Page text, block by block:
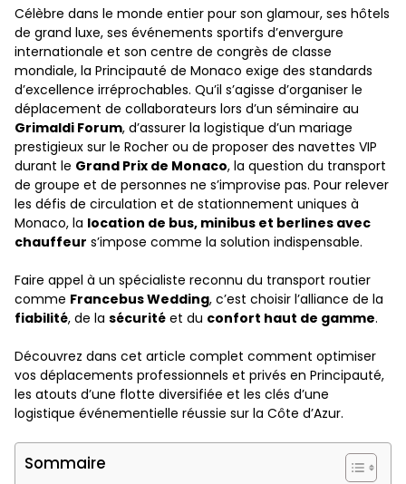
Célèbre dans le monde entier pour son glamour, ses hôtels
de grand luxe, ses événements sportifs d’envergure
internationale et son centre de congrès de classe
mondiale, la Principauté de Monaco exige des standards
d’excellence irréprochables. Qu’il s’agisse d’organiser le
déplacement de collaborateurs lors d’un séminaire au
Grimaldi Forum, d’assurer la logistique d’un mariage
prestigieux sur le Rocher ou de proposer des navettes VIP
durant le Grand Prix de Monaco, la question du transport
de groupe et de personnes ne s’improvise pas. Pour relever
les défis de circulation et de stationnement uniques à
Monaco, la location de bus, minibus et berlines avec
chauffeur s’impose comme la solution indispensable.
Faire appel à un spécialiste reconnu du transport routier
comme Francebus Wedding, c’est choisir l’alliance de la
fiabilité, de la sécurité et du confort haut de gamme.
Découvrez dans cet article complet comment optimiser
vos déplacements professionnels et privés en Principauté,
les atouts d’une flotte diversifiée et les clés d’une
logistique événementielle réussie sur la Côte d’Azur.
Sommaire